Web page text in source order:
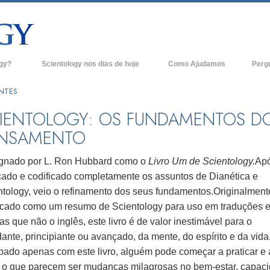
Dizem
de Scientology
Scientology nos dias de hoje
Organizações Avançadas
Freewinds
A levar Scientology ao Mundo
David Miscavige - Líder Eclesiástico de
Scientology
Como Ajudamos
A
OS FUNDAMENTOS
por L. Ron Hubbard como o Livro Um de Scientology.
e codificado completamente os assuntos de Dianética e
veio o refinamento dos seus fundamentos.
como um resumo de Scientology para uso em traduções
que não o inglês, este livro é de valor inestimável para o
principiante ou avançado, da mente, do espírito e da vida.
apenas com este livro, alguém pode começar a praticar e
o que parecem ser mudanças milagrosas no bem-estar,